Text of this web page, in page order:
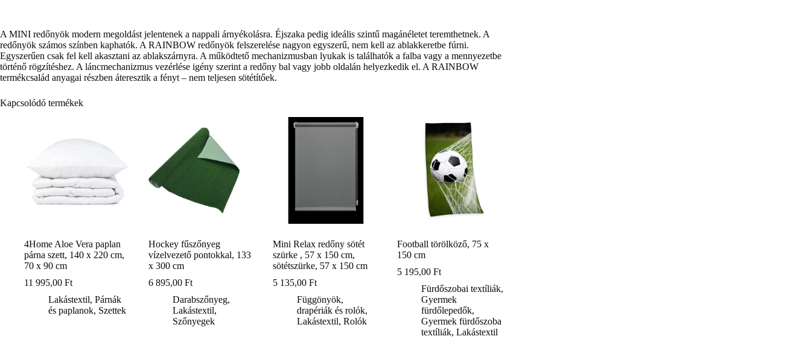
A MINI redőnyök modern megoldást jelentenek a nappali árnyékolásra. Éjszaka pedig ideális szintű magánéletet teremthetnek. A
redőnyök számos színben kaphatók. A RAINBOW redőnyök felszerelése nagyon egyszerű, nem kell az ablakkeretbe fúrni.
Egyszerűen csak fel kell akasztani az ablakszárnyra. A működtető mechanizmusban lyukak is találhatók a falba vagy a mennyezetbe
történő rögzítéshez. A láncmechanizmus vezérlése igény szerint a redőny bal vagy jobb oldalán helyezkedik el. A RAINBOW
termékcsalád anyagai részben áteresztik a fényt – nem teljesen sötétítőek.
Kapcsolódó termékek
4Home Aloe Vera paplan
párna szett, 140 x 220 cm,
70 x 90 cm
11 995,00 Ft
Lakástextil, Párnák
és paplanok, Szettek
Hockey fűszőnyeg
vízelvezető pontokkal, 133
x 300 cm
6 895,00Ft
Darabszőnyeg,
Lakástextil,
Szőnyegek
Mini Relax redőny sötét
szürke , 57 x 150 cm,
sötétszürke, 57 x 150 cm
5 135,00Ft
Függönyök,
drapériák és rolók,
Lakástextil,Rolók
Football törölköző, 75 x
150 cm
5 195,00Ft
Fürdőszobai textíliák,
Gyermek
fürdőlepedők,
Gyermek fürdőszoba
textíliák,Lakástextil